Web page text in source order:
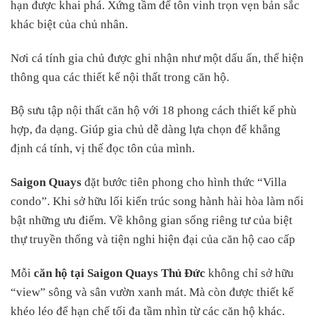
hạn được khai phá. Xứng tầm để tôn vinh trọn vẹn bản sắc
khác biệt của chủ nhân.
Nơi cá tính gia chủ được ghi nhận như một dấu ấn, thể hiện
thông qua các thiết kế nội thất trong căn hộ.
Bộ sưu tập nội thất căn hộ với 18 phong cách thiết kế phù
hợp, đa dạng. Giúp gia chủ dễ dàng lựa chọn để khẳng
định cá tính, vị thế đọc tôn của mình.
Saigon Quays đặt bước tiên phong cho hình thức “Villa
condo”. Khi sở hữu lối kiến trúc song hành hài hòa làm nổi
bật những ưu điểm. Về không gian sống riêng tư của biệt
thự truyền thống và tiện nghi hiện đại của căn hộ cao cấp
Mỗi căn hộ tại Saigon Quays Thủ Đức không chỉ sở hữu
“view” sông và sân vườn xanh mát. Mà còn được thiết kế
khéo léo để hạn chế tối đa tầm nhìn từ các căn hộ khác.